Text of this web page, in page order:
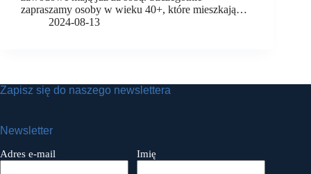
zapraszamy osoby w wieku 40+, które mieszkają…
2024-08-13
Zapisz się do naszego newslettera
Newsletter
Adres e-mail Imię